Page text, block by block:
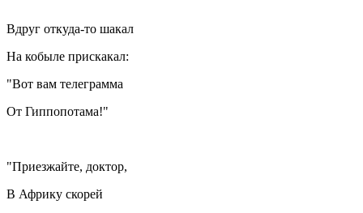
Вдруг откуда-то шакал
На кобыле прискакал:
"Вот вам телеграмма
От Гиппопотама!"
"Приезжайте, доктор,
В Африку скорей